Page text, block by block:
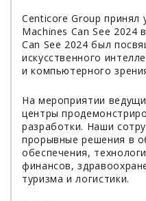
Centicore Group принял
Machines Can See 2024
Can See 2024 был
искусственного
и компьютерного
На мероприятии
центры
разработки. Наши
прорывные решения в
обеспечения,
финансов,
туризма и логистики.